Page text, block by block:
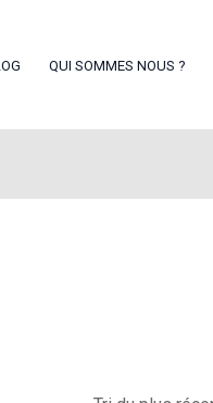
QUI SOMMES NOUS ?